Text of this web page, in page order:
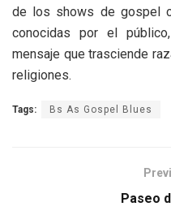
de los shows de gospel
conocidas por el
mensaje que trasciende
religiones.
Tags: Bs As Gospel Blues
Paseo